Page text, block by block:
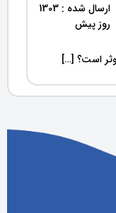
ارسال شده : 1303
روز پیش
است؟ […]